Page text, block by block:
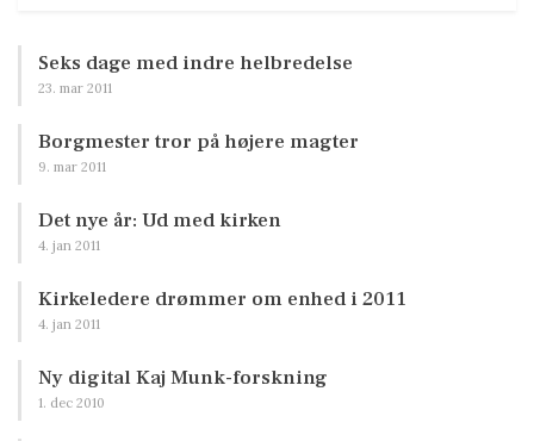
Seks dage med indre helbredelse
23. mar 2011
Borgmester tror på højere magter
9. mar 2011
Det nye år: Ud med kirken
4. jan 2011
Kirkeledere drømmer om enhed i 2011
4. jan 2011
Ny digital Kaj Munk-forskning
1. dec 2010